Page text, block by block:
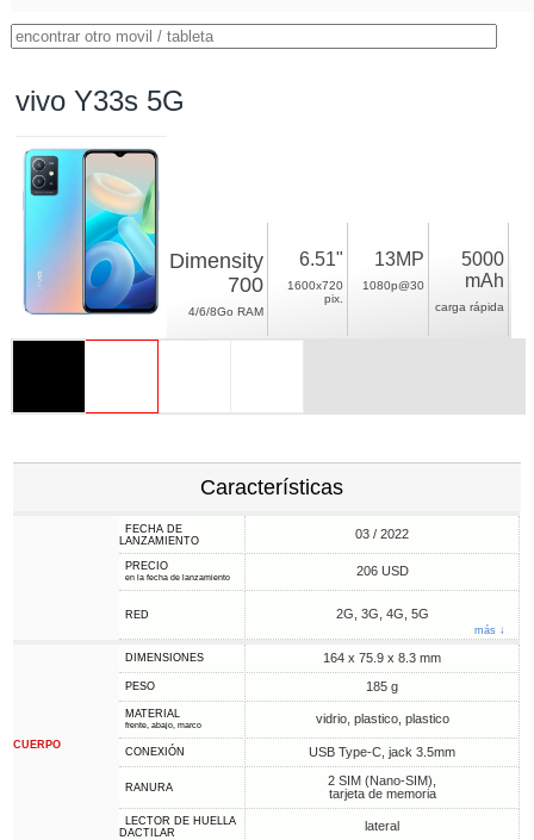
vivo Y33s 5G
Dimensity
700
4/6/8Go RAM
6.51"
1600x720
pix.
13MP
1080p@30
5000
mAh
carga rápida
Características
FECHA DE
LANZAMIENTO
03 / 2022
PRECIO
en la fecha de lanzamiento 206 USD
RED 2G, 3G, 4G, 5G
más ↓
CUERPO
DIMENSIONES 164 x 75.9 x 8.3 mm
PESO 185 g
MATERIAL
frente, abajo, marco vidrio, plastico, plastico
CONEXIÓN USB Type-C, jack 3.5mm
RANURA
2 SIM (Nano-SIM),
tarjeta de memoria
LECTOR DE HUELLA
DACTILAR
lateral